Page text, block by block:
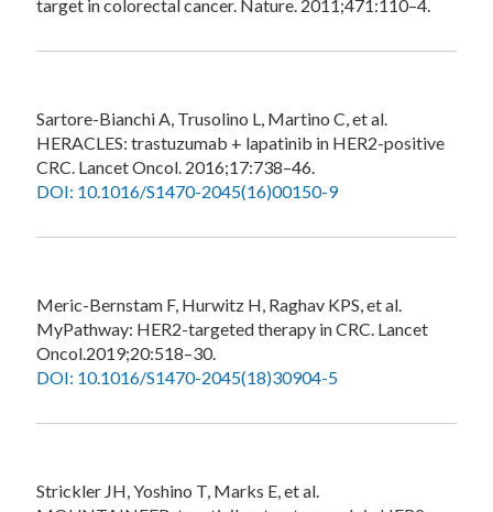
target in colorectal cancer. Nature. 2011;471:110–4.
Sartore-Bianchi A, Trusolino L, Martino C, et al.
HERACLES: trastuzumab + lapatinib in HER2-positive
CRC. Lancet Oncol. 2016;17:738–46.
DOI: 10.1016/S1470-2045(16)00150-9
Meric-Bernstam F, Hurwitz H, Raghav KPS, et al.
MyPathway: HER2-targeted therapy in CRC. Lancet
Oncol.2019;20:518–30.
DOI: 10.1016/S1470-2045(18)30904-5
Strickler JH, Yoshino T, Marks E, et al.